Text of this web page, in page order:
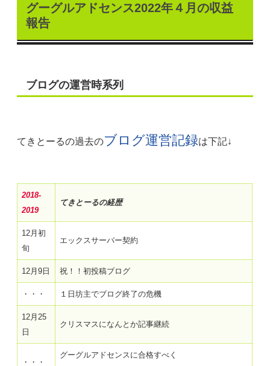
グーグルアドセンス2022年４月の収益
報告
ブログの運営時系列
てきとーるの過去のブログ運営記録は下記↓
2018-
2019
てきとーるの経歴
12月初
旬
エックスサーバー契約
12月9日 祝！！初投稿ブログ
・・・ １日坊主でブログ終了の危機
12月25
日
クリスマスになんとか記事継続
・・・
グーグルアドセンスに合格すべく